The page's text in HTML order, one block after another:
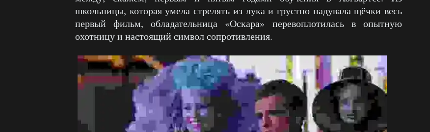
школьницы, которая умела стрелять из лука и грустно надувала щёчки весь
первый фильм, обладательница «Оскара» перевоплотилась в опытную
охотницу и настоящий символ сопротивления.